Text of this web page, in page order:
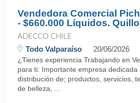
Vendedora Comercial
- $660.000 Líquidos.
ADECCO CHILE
Todo Valparaíso 20/06/2026
¿Tienes experiencia Trabajando en
para ti: Importante empresa dedicada
distribución de; productos, servicios,
de belleza, ...